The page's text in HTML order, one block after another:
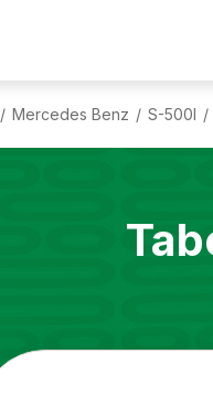
/ Mercedes Benz / S-500l /